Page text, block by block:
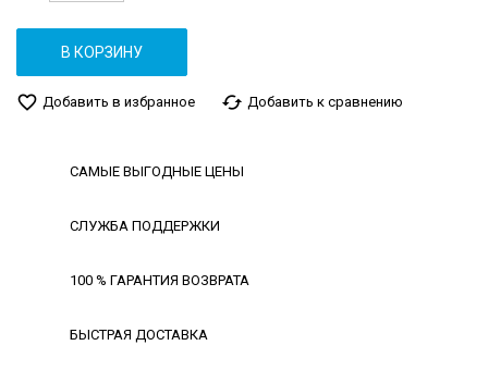
В КОРЗИНУ
favorite_border Добавить в избранное cached Добавить к сравнению
САМЫЕ ВЫГОДНЫЕ ЦЕНЫ
СЛУЖБА ПОДДЕРЖКИ
100 % ГАРАНТИЯ ВОЗВРАТА
БЫСТРАЯ ДОСТАВКА